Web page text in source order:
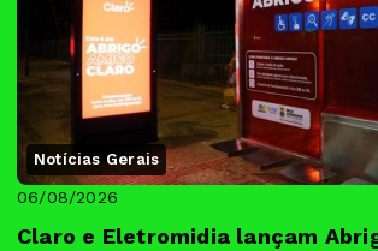
Notícias Gerais
06/08/2026
Claro e Eletromidia lançam